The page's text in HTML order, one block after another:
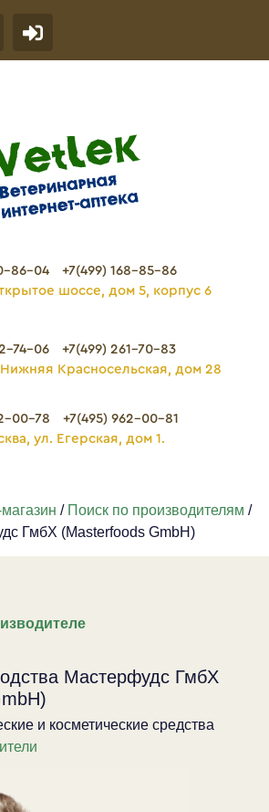
86-04
+7(499) 168-85-86
шоссе, дом 5, корпус 6
74-06
+7(499) 261-70-83
Нижняя Красносельская, дом 28
00-78
+7(495) 962-00-81
ул. Егерская, дом 1.
/ Поиск по производителям /
ГмбХ (Masterfoods GmbH)
Мастерфудс ГмбХ
и косметические средства